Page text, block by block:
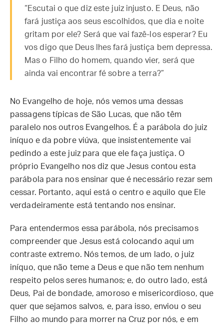
“Escutai o que diz este juiz injusto. E Deus, não
fará justiça aos seus escolhidos, que dia e noite
gritam por ele? Será que vai fazê-los esperar? Eu
vos digo que Deus lhes fará justiça bem depressa.
Mas o Filho do homem, quando vier, será que
ainda vai encontrar fé sobre a terra?”
No Evangelho de hoje, nós vemos uma dessas
passagens típicas de São Lucas, que não têm
paralelo nos outros Evangelhos. É a parábola do juiz
iníquo e da pobre viúva, que insistentemente vai
pedindo a este juiz para que ele faça justiça. O
próprio Evangelho nos diz que Jesus contou esta
parábola para nos ensinar que é necessário rezar sem
cessar. Portanto, aqui está o centro e aquilo que Ele
verdadeiramente está tentando nos ensinar.
Para entendermos essa parábola, nós precisamos
compreender que Jesus está colocando aqui um
contraste extremo. Nós temos, de um lado, o juiz
iníquo, que não teme a Deus e que não tem nenhum
respeito pelos seres humanos; e, do outro lado, está
Deus, Pai de bondade, amoroso e misericordioso, que
quer que sejamos salvos, e, para isso, enviou o seu
Filho ao mundo para morrer na Cruz por nós, e em